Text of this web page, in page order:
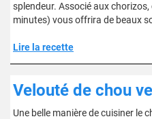
splendeur. Associé aux
minutes) vous offrira de beaux
Lire la recette
Velouté de chou
Une belle manière de cuisiner le